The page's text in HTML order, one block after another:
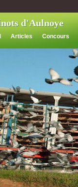
d'Aulnoye
Articles Concours